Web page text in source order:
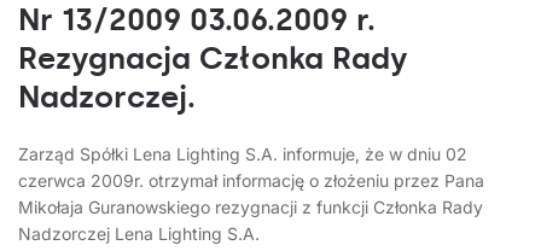
Nr 13/2009 03.06.2009 r.
Rezygnacja Członka Rady
Nadzorczej.
Zarząd Spółki Lena Lighting S.A. informuje, że w dniu 02
czerwca 2009r. otrzymał informację o złożeniu przez Pana
Mikołaja Guranowskiego rezygnacji z funkcji Członka Rady
Nadzorczej Lena Lighting S.A.